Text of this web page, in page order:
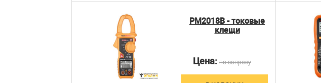
PM2018B - токовые
клещи
Цена: по запросу